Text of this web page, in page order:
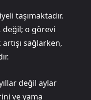
taşımaktadır.
değil; o görevi
sağlarken,
değil aylar
ve yama